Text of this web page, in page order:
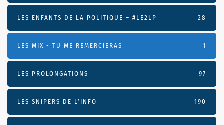
LES ENFANTS DE LA POLITIQUE – #LE2LP 28
LES MIX - TU ME REMERCIERAS 1
LES PROLONGATIONS 97
LES SNIPERS DE L’INFO 190